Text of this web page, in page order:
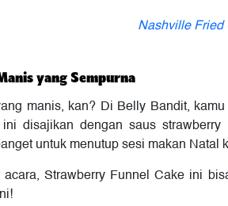
Nashville Fried
yang Sempurna
manis, kan? Di Belly Bandit,
disajikan dengan saus
untuk menutup sesi makan Natal
Strawberry Funnel Cake ini